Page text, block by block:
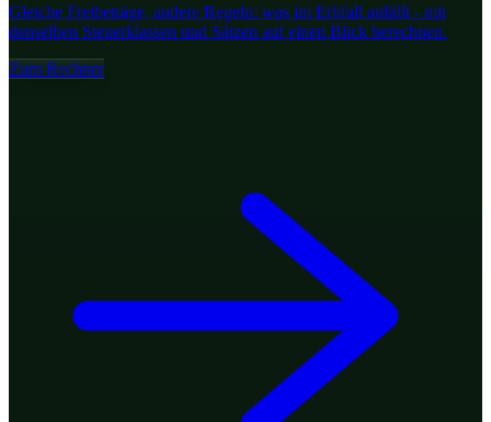
Gleiche Freibeträge, andere Regeln: was im Erbfall anfällt - mit
denselben Steuerklassen und Sätzen auf einen Blick berechnen.
Zum Rechner